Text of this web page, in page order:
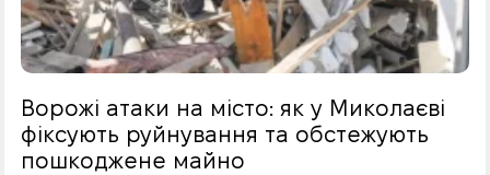
Ворожі атаки на місто: як у Миколаєві
фіксують руйнування та обстежують
пошкоджене майно